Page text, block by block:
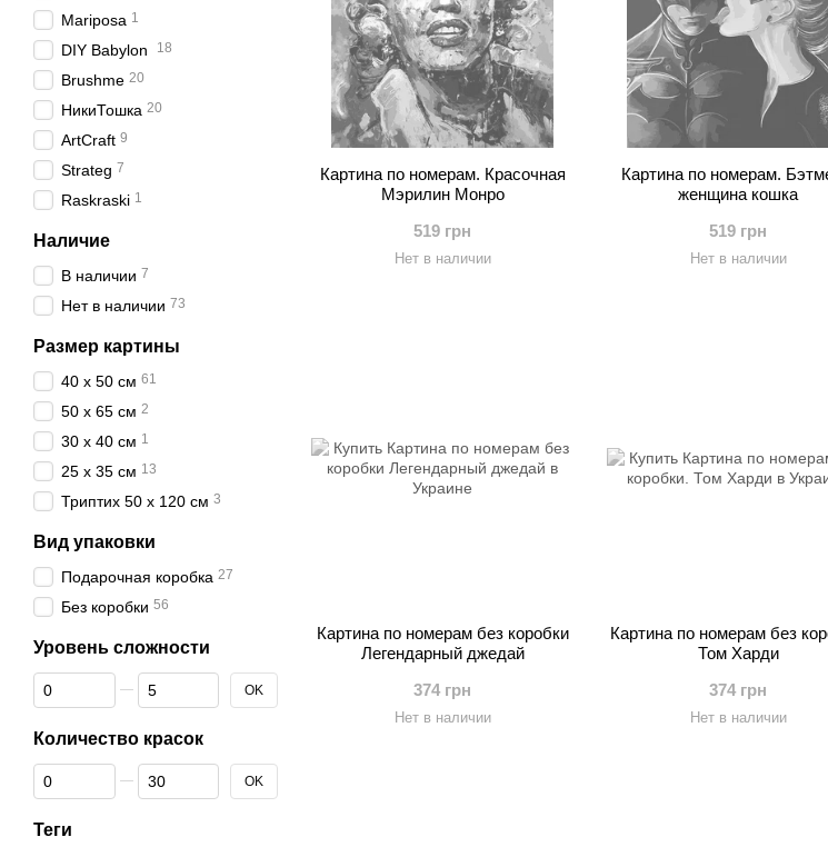
Картина по номерам. Красочная
Мэрилин Монро
519 грн
Нет в наличии
Картина по номерам.
женщина кошка
519 грн
Нет в наличии
Картина по номерам без коробки
Легендарный джедай
374 грн
Нет в наличии
Картина по номерам без
Том Харди
374 грн
Нет в наличии
Mariposa 1
DIY Babylon 18
Brushme 20
НикиТошка 20
ArtCraft 9
Strateg 7
Raskraski 1
Наличие
В наличии 7
Нет в наличии 73
Размер картины
40 х 50 см 61
50 х 65 см 2
30 х 40 см 1
25 х 35 см 13
Триптих 50 х 120 см 3
Вид упаковки
Подарочная коробка 27
Без коробки 56
Уровень сложности
От Уровень сложности
До Уровень сложности OK
Количество красок
От Количество красок
До Количество красок OK
Теги